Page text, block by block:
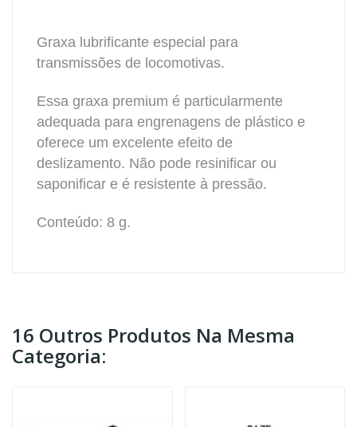
Graxa lubrificante especial para
transmissões de locomotivas.
Essa graxa premium é particularmente
adequada para engrenagens de plástico e
oferece um excelente efeito de
deslizamento. Não pode resinificar ou
saponificar e é resistente à pressão.
Conteúdo: 8 g.
16 Outros Produtos Na Mesma
Categoria: